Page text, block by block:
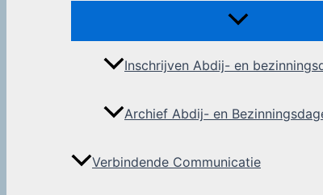
Inschrijven Abdij- en
Archief Abdij- en
Verbindende Communicatie